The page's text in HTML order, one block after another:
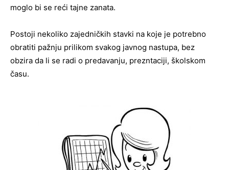
moglo bi se reći tajne zanata.
Postoji nekoliko zajedničkih stavki na koje je potrebno
obratiti pažnju prilikom svakog javnog nastupa, bez
obzira da li se radi o predavanju, prezntaciji, školskom
času.